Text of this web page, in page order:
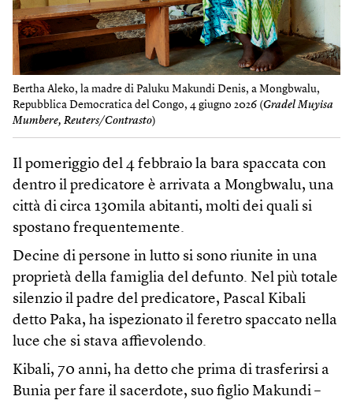
Bertha Aleko, la madre di Paluku Makundi Denis, a Mongbwalu,
Repubblica Democratica del Congo, 4 giugno 2026 (Gradel Muyisa
Mumbere, Reuters/Contrasto)
Il pomeriggio del 4 febbraio la bara spaccata con
dentro il predicatore è arrivata a Mongbwalu, una
città di circa 130mila abitanti, molti dei quali si
spostano frequentemente.
Decine di persone in lutto si sono riunite in una
proprietà della famiglia del defunto. Nel più totale
silenzio il padre del predicatore, Pascal Kibali
detto Paka, ha ispezionato il feretro spaccato nella
luce che si stava affievolendo.
Kibali, 70 anni, ha detto che prima di trasferirsi a
Bunia per fare il sacerdote, suo figlio Makundi –